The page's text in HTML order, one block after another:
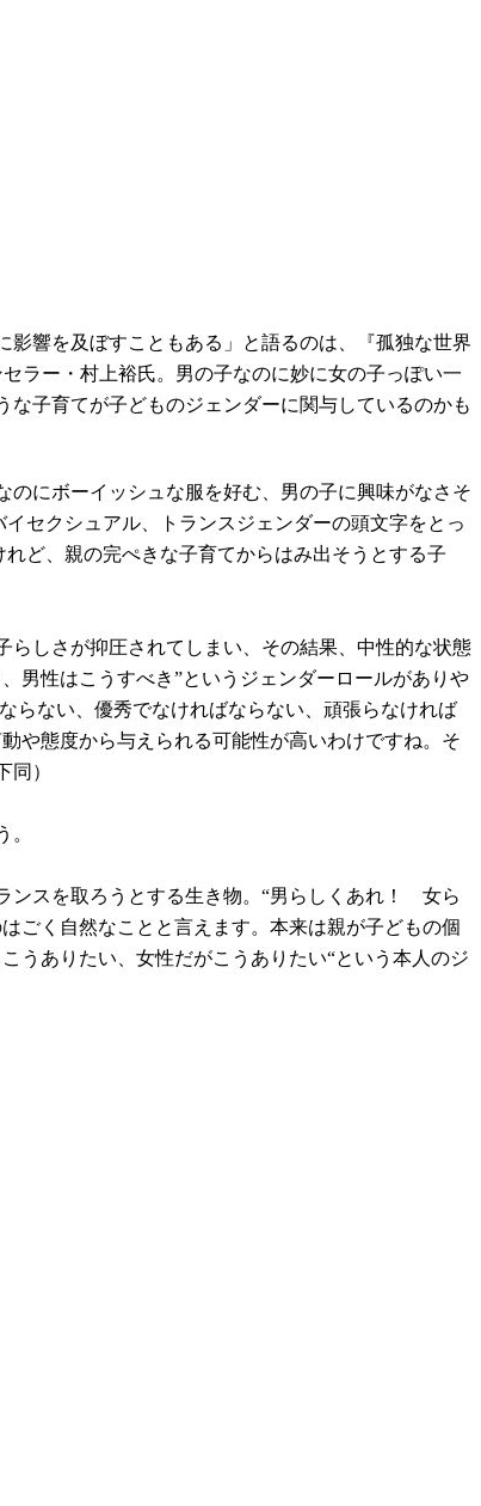
影響を及ぼすこともある」と語るのは、『孤独な世界
ラー・村上裕氏。男の子なのに妙に女の子っぽい一
子育てが子どものジェンダーに関与しているのかも
にボーイッシュな服を好む、男の子に興味がなさそ
セクシュアル、トランスジェンダーの頭文字をとっ
ど、親の完ぺきな子育てからはみ出そうとする子
らしさが抑圧されてしまい、その結果、中性的な状態
男性はこうすべき”というジェンダーロールがありや
らない、優秀でなければならない、頑張らなければ
や態度から与えられる可能性が高いわけですね。そ
）
ンスを取ろうとする生き物。“男らしくあれ！ 女ら
ごく自然なことと言えます。本来は親が子どもの個
うありたい、女性だがこうありたい“という本人のジ